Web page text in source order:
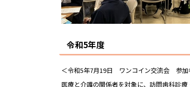
令和5年度
＜令和5年7月19日 ワンコイン交流会 参加
医療と介護の関係者を対象に、訪問歯科診